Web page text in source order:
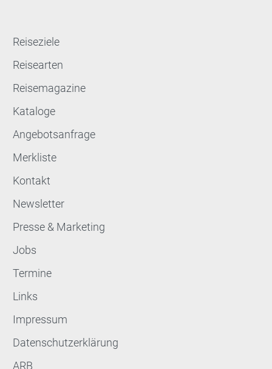
Reiseziele
Reisearten
Reisemagazine
Kataloge
Angebotsanfrage
Merkliste
Kontakt
Newsletter
Presse & Marketing
Jobs
Termine
Links
Impressum
Datenschutzerklärung
ARB